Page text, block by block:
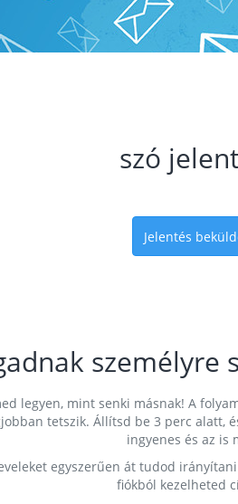
szó
Jelentés
személyre
legyen, mint senki másnak! A
tetszik. Állítsd be 3 perc
ingyenes és az is
egyszerűen át tudod
fiókból kezelheted